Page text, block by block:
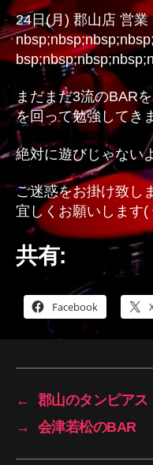
24日(月) 郡山店 営業
まだまだ3流のBAR
を回って勉強してき
絶対に遊びじゃない
ご迷惑をお掛け致し
宜しくお願いしま
共有:
Facebook
←
郡山のタンピアス
→
会津若松のBAR